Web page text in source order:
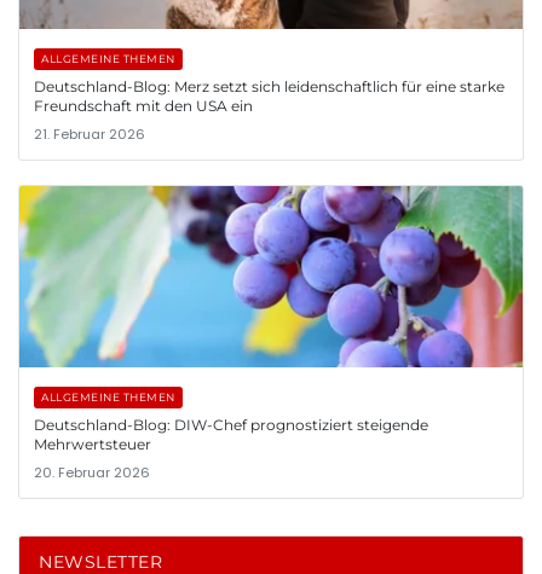
ALLGEMEINE THEMEN
Deutschland-Blog: Merz setzt sich leidenschaftlich für eine starke
Freundschaft mit den USA ein
21. Februar 2026
ALLGEMEINE THEMEN
Deutschland-Blog: DIW-Chef prognostiziert steigende
Mehrwertsteuer
20. Februar 2026
NEWSLETTER